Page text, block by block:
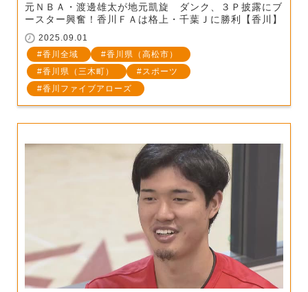
元ＮＢＡ・渡邊雄太が地元凱旋 ダンク、３Ｐ披露にブ
ースター興奮！香川ＦＡは格上・千葉Ｊに勝利【香川】
2025.09.01
香川全域
香川県（高松市）
香川県（三木町）
スポーツ
香川ファイブアローズ